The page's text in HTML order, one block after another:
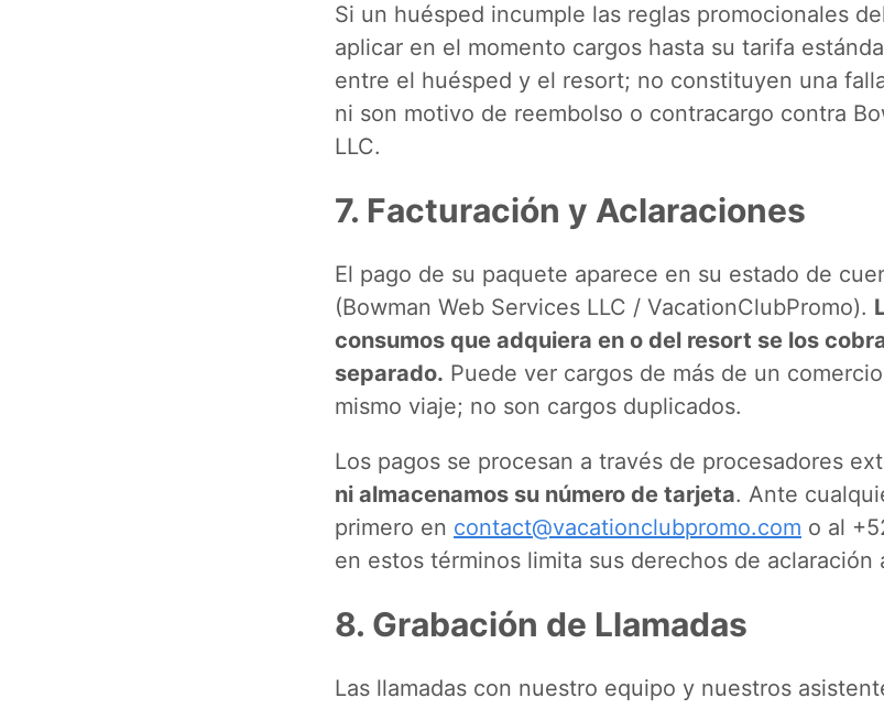
Si un huésped incumple las reglas promocionales
aplicar en el momento cargos hasta su tarifa
entre el huésped y el resort; no constituyen una
ni son motivo de reembolso o contracargo contra
LLC.
7. Facturación y Aclaraciones
El pago de su paquete aparece en su estado de
(Bowman Web Services LLC / VacationClubPromo).
consumos que adquiera en o del resort se los
separado. Puede ver cargos de más de un
mismo viaje; no son cargos duplicados.
Los pagos se procesan a través de procesadores
ni almacenamos su número de tarjeta. Ante
primero en contact@vacationclubpromo.com o al
en estos términos limita sus derechos de aclaración
8. Grabación de Llamadas
Las llamadas con nuestro equipo y nuestros